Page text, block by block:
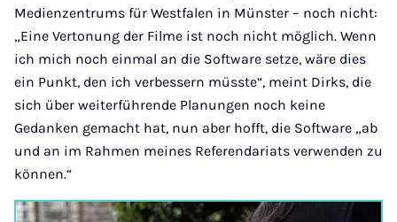
Medienzentrums für Westfalen in Münster – noch nicht:
„Eine Vertonung der Filme ist noch nicht möglich. Wenn
ich mich noch einmal an die Software setze, wäre dies
ein Punkt, den ich verbessern müsste“, meint Dirks, die
sich über weiterführende Planungen noch keine
Gedanken gemacht hat, nun aber hofft, die Software „ab
und an im Rahmen meines Referendariats verwenden zu
können.“